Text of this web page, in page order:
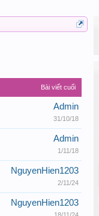
Bài viết cuối
Admin
31/10/18
Admin
1/11/18
NguyenHien1203
2/11/24
NguyenHien1203